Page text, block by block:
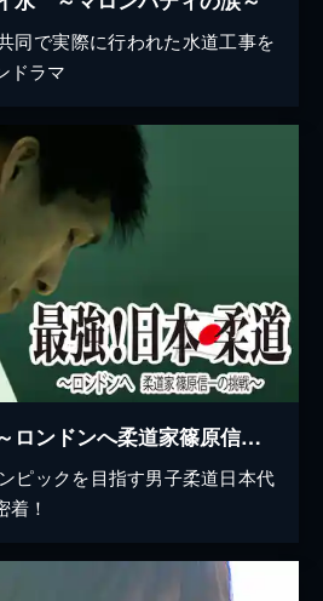
同で実際に行われた水道工事を
ドラマ
最強！日本柔道 ～ロンドンへ柔道家篠原信一の挑戦～
ピックを目指す男子柔道日本代
着！